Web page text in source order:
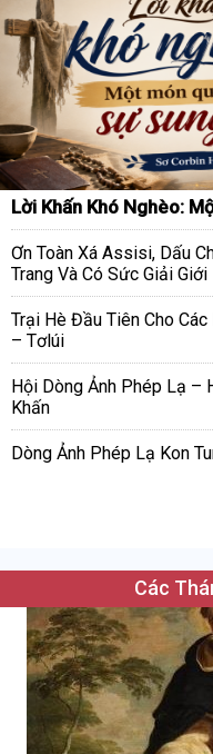
Lời Khấn Khó Nghèo:
Ơn Toàn Xá Assisi, Dấu
Trang Và Có Sức Giải Giới
Trại Hè Đầu Tiên Cho
– Tơlúi
Hội Dòng Ảnh Phép Lạ –
Khấn
Dòng Ảnh Phép Lạ Kon
Các